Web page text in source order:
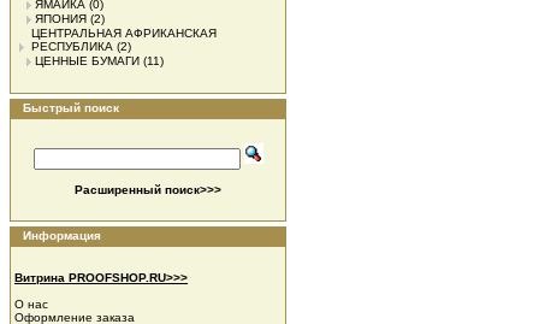
ЯМАЙКА (0)
ЯПОНИЯ (2)
ЦЕНТРАЛЬНАЯ АФРИКАНСКАЯ
РЕСПУБЛИКА (2)
ЦЕННЫЕ БУМАГИ (11)
Быстрый поиск
Расширенный поиск>>>
Информация
Витрина PROOFSHOP.RU>>>
О нас
Оформление заказа